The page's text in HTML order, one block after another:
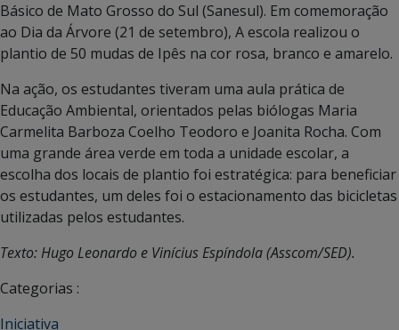
Básico de Mato Grosso do Sul (Sanesul). Em comemoração
ao Dia da Árvore (21 de setembro), A escola realizou o
plantio de 50 mudas de Ipês na cor rosa, branco e amarelo.
Na ação, os estudantes tiveram uma aula prática de
Educação Ambiental, orientados pelas biólogas Maria
Carmelita Barboza Coelho Teodoro e Joanita Rocha. Com
uma grande área verde em toda a unidade escolar, a
escolha dos locais de plantio foi estratégica: para beneficiar
os estudantes, um deles foi o estacionamento das bicicletas
utilizadas pelos estudantes.
Texto: Hugo Leonardo e Vinícius Espíndola (Asscom/SED).
Categorias :
Iniciativa